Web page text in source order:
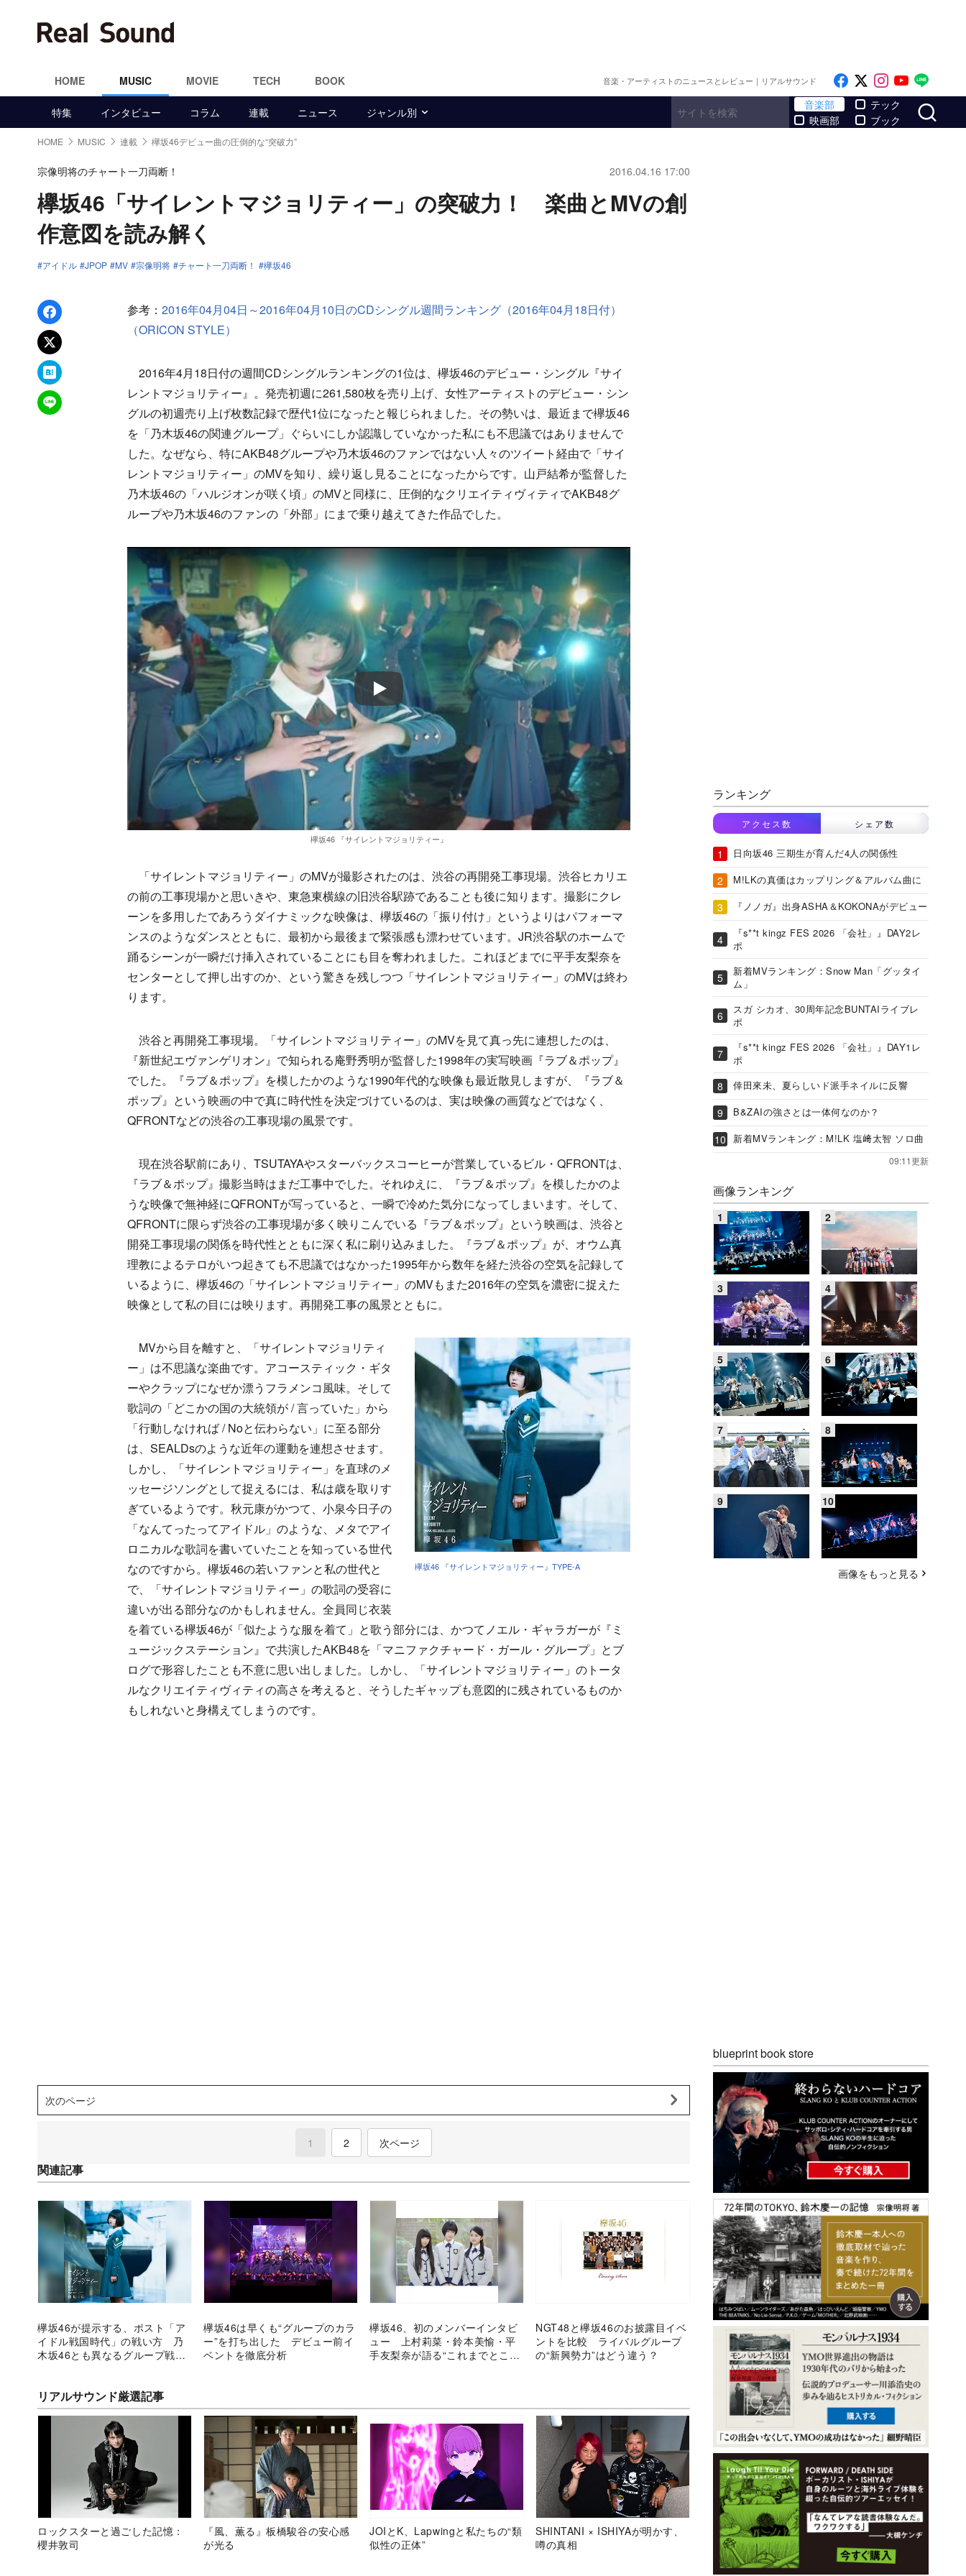
HOME MUSIC MOVIE TECH BOOK 音楽・アーティストのニュースとレビュー｜リアルサウンド Like on Facebook
Follow on x
Follow on
Follow
特集 インタビュー コラム 連載 ニュース ジャンル別
音楽部
映画部
テック
ブック
HOME MUSIC 連載 欅坂46デビュー曲の圧倒的な“突破力”
宗像明将のチャート一刀両断！ 2016.04.16 17:00
欅坂46「サイレントマジョリティー」の突破力！ 楽曲とMVの創
作意図を読み解く
アイドル JPOP MV 宗像明将 チャート一刀両断！ 欅坂46
Facebookでシェア
xでポスト
はてなブックマーク
LINEで送る
参考： 2016年04月04日～2016年04月10日のCDシングル週間ランキング（2016年04月18日付）
（ORICON STYLE）
2016年4月18日付の週間CDシングルランキングの1位は、欅坂46のデビュー・シングル『サイ
レントマジョリティー』。発売初週に261,580枚を売り上げ、女性アーティストのデビュー・シン
グルの初週売り上げ枚数記録で歴代1位になったと報じられました。その勢いは、最近まで欅坂46
を「乃木坂46の関連グループ」ぐらいにしか認識していなかった私にも不思議ではありませんで
した。なぜなら、特にAKB48グループや乃木坂46のファンではない人々のツイート経由で「サイ
レントマジョリティー」のMVを知り、繰り返し見ることになったからです。山戸結希が監督した
乃木坂46の「ハルジオンが咲く頃」のMVと同様に、圧倒的なクリエイティヴィティでAKB48グ
ループや乃木坂46のファンの「外部」にまで乗り越えてきた作品でした。
欅坂46 『サイレントマジョリティー』
「サイレントマジョリティー」のMVが撮影されたのは、渋谷の再開発工事現場。渋谷ヒカリエ
の前の工事現場かと思いきや、東急東横線の旧渋谷駅跡であることも後に知ります。撮影にクレ
ーンを多用したであろうダイナミックな映像は、欅坂46の「振り付け」というよりはパフォーマ
ンスのようなダンスとともに、最初から最後まで緊張感も漂わせています。JR渋谷駅のホームで
踊るシーンが一瞬だけ挿入されていることにも目を奪われました。これほどまでに平手友梨奈を
センターとして押し出すのか、という驚きを残しつつ「サイレントマジョリティー」のMVは終わ
ります。
渋谷と再開発工事現場。「サイレントマジョリティー」のMVを見て真っ先に連想したのは、
『新世紀エヴァンゲリオン』で知られる庵野秀明が監督した1998年の実写映画『ラブ＆ポップ』
でした。『ラブ＆ポップ』を模したかのような1990年代的な映像も最近散見しますが、『ラブ＆
ポップ』という映画の中で真に時代性を決定づけているのは、実は映像の画質などではなく、
QFRONTなどの渋谷の工事現場の風景です。
現在渋谷駅前にあり、TSUTAYAやスターバックスコーヒーが営業しているビル・QFRONTは、
『ラブ＆ポップ』撮影当時はまだ工事中でした。それゆえに、『ラブ＆ポップ』を模したかのよ
うな映像で無神経にQFRONTが写っていると、一瞬で冷めた気分になってしまいます。そして、
QFRONTに限らず渋谷の工事現場が多く映りこんでいる『ラブ＆ポップ』という映画は、渋谷と
開発工事現場の関係を時代性とともに深く私に刷り込みました。『ラブ＆ポップ』が、オウム真
理教によるテロがいつ起きても不思議ではなかった1995年から数年を経た渋谷の空気を記録して
いるように、欅坂46の「サイレントマジョリティー」のMVもまた2016年の空気を濃密に捉えた
映像として私の目には映ります。再開発工事の風景とともに。
欅坂46 『サイレントマジョリティー』TYPE-A
MVから目を離すと、「サイレントマジョリティ
ー」は不思議な楽曲です。アコースティック・ギタ
ーやクラップになぜか漂うフラメンコ風味。そして
歌詞の「どこかの国の大統領が / 言っていた」から
「行動しなければ / Noと伝わらない」に至る部分
は、SEALDsのような近年の運動を連想させます。
しかし、「サイレントマジョリティー」を直球のメ
ッセージソングとして捉えるには、私は歳を取りす
ぎているようです。秋元康がかつて、小泉今日子の
「なんてったってアイドル」のような、メタでアイ
ロニカルな歌詞を書いていたことを知っている世代
なのですから。欅坂46の若いファンと私の世代と
で、「サイレントマジョリティー」の歌詞の受容に
違いが出る部分なのかもしれません。全員同じ衣装
を着ている欅坂46が「似たような服を着て」と歌う部分には、かつてノエル・ギャラガーが『ミ
ュージックステーション』で共演したAKB48を「マニファクチャード・ガール・グループ」とブ
ログで形容したことも不意に思い出しました。しかし、「サイレントマジョリティー」のトータ
ルなクリエイティヴィティの高さを考えると、そうしたギャップも意図的に残されているものか
もしれないと身構えてしまうのです。
次のページ
1 (current)
2 次ページ
関連記事
欅坂46が提示する、ポスト「ア
イドル戦国時代」の戦い方 乃
木坂46とも異なるグループ戦略
欅坂46は早くも“グループのカラ
ー”を打ち出した デビュー前イ
ベントを徹底分析
欅坂46、初のメンバーインタビ
ュー 上村莉菜・鈴本美愉・平
手友梨奈が語る“これまでとこれ
NGT48と欅坂46のお披露目イベ
ントを比較 ライバルグループ
の“新興勢力”はどう違う？
リアルサウンド厳選記事
ロックスターと過ごした記憶：
櫻井敦司
『風、薫る』板橋駿谷の安心感
が光る
JOIとK、Lapwingと私たちの“類
似性の正体”
SHINTANI × ISHIYAが明かす、
噂の真相
ランキング
アクセス数 シェア数
日向坂46 三期生が育んだ4人の関係性
M!LKの真価はカップリング＆アルバム曲に
『ノノガ』出身ASHA＆KOKONAがデビュー
『s**t kingz FES 2026 「会社」』DAY2レ
ポ
新着MVランキング：Snow Man「グッタイ
ム」
スガ シカオ、30周年記念BUNTAIライブレ
ポ
『s**t kingz FES 2026 「会社」』DAY1レ
ポ
倖田來未、夏らしいド派手ネイルに反響
B&ZAIの強さとは一体何なのか？
新着MVランキング：M!LK 塩﨑太智 ソロ曲
09:11更新
画像ランキング
画像をもっと見る
blueprint book store